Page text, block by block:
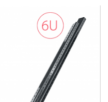
RK-RR6
Pour racks RK-6 et BRK-6